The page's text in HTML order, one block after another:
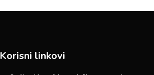
Korisni linkovi